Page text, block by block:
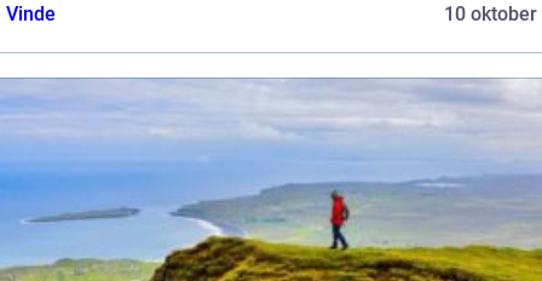
Vinde
10 oktober